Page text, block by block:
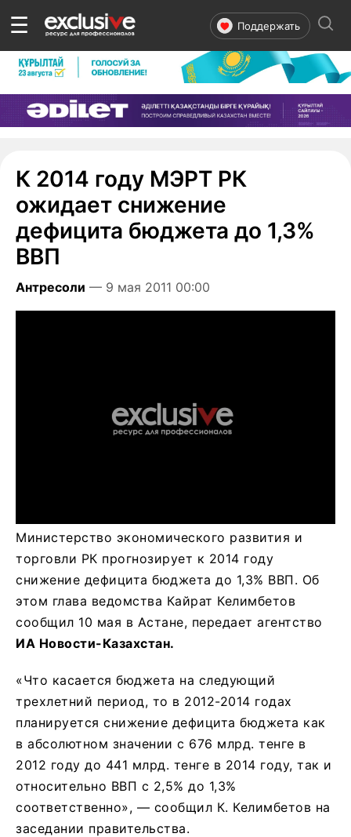
☰ Поддержать
К 2014 году МЭРТ РК
ожидает снижение
дефицита бюджета до 1,3%
ВВП
Антресоли — 9 мая 2011 00:00
Министерство экономического развития и
торговли РК прогнозирует к 2014 году
снижение дефицита бюджета до 1,3% ВВП. Об
этом глава ведомства Кайрат Келимбетов
сообщил 10 мая в Астане, передает агентство
ИА Новости-Казахстан.
«Что касается бюджета на следующий
трехлетний период, то в 2012-2014 годах
планируется снижение дефицита бюджета как
в абсолютном значении с 676 млрд. тенге в
2012 году до 441 млрд. тенге в 2014 году, так и
относительно ВВП с 2,5% до 1,3%
соответственно», — сообщил К. Келимбетов на
заседании правительства.